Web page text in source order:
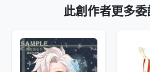
此創作者更多委